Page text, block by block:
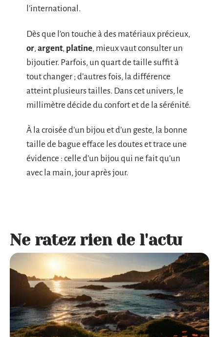
l’international.
Dès que l’on touche à des matériaux précieux,
or, argent, platine, mieux vaut consulter un
bijoutier. Parfois, un quart de taille suffit à
tout changer ; d’autres fois, la différence
atteint plusieurs tailles. Dans cet univers, le
millimètre décide du confort et de la sérénité.
À la croisée d’un bijou et d’un geste, la bonne
taille de bague efface les doutes et trace une
évidence : celle d’un bijou qui ne fait qu’un
avec la main, jour après jour.
Ne ratez rien de l'actu